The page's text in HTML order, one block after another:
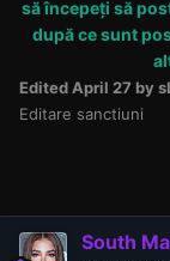
să începeți să
după ce sunt
Edited April 27 by
Editare sanctiuni
South